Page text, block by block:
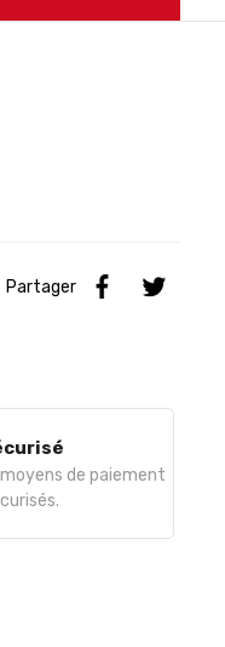
Partager
de paiement